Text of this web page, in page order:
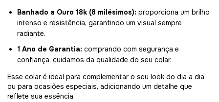
Banhado a Ouro 18k (8 milésimos): proporciona um brilho
intenso e resistência, garantindo um visual sempre
radiante.
1 Ano de Garantia: comprando com segurança e
confiança, cuidamos da qualidade do seu colar.
Esse colar é ideal para complementar o seu look do dia a dia
ou para ocasiões especiais, adicionando um detalhe que
reflete sua essência.